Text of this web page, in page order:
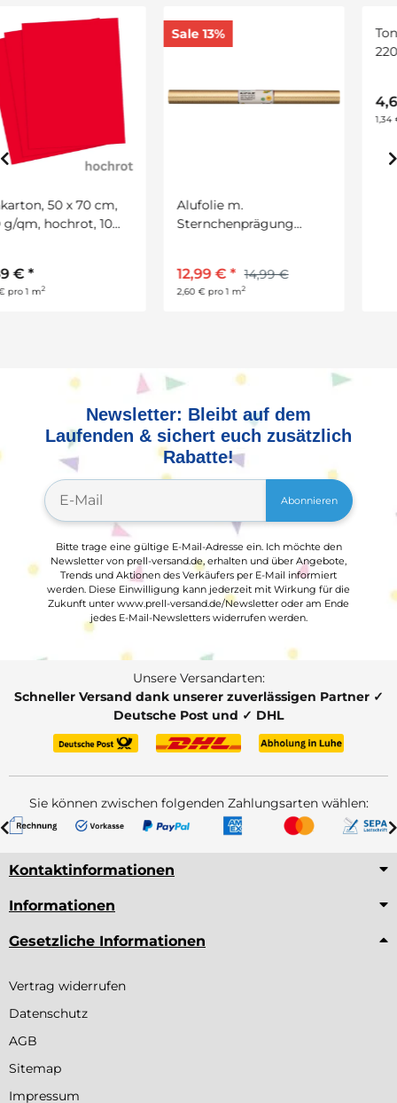
Alufolie m.
Sternchenprägung
12,99 €
2,60 € pro 1 m
Tonkarton, 50 x 70 cm
220 g/qm, bananengelb,
4,69 €*
1,34 € pro 1 m
Newsletter: Bleibt auf dem
Laufenden & sichert euch zusätzlich
Rabatte!
Abonnieren
Bitte trage eine gültige E-Mail-Adresse ein. Ich möchte den
Newsletter von prell-versand.de, erhalten und über Angebote,
Trends und Aktionen des Verkäufers per E-Mail informiert
werden. Diese Einwilligung kann jederzeit mit Wirkung für die
Zukunft unter www.prell-versand.de/Newsletter oder am Ende
jedes E-Mail-Newsletters widerrufen werden.
Unsere Versandarten:
Schneller Versand dank unserer zuverlässigen Partner ✓
Deutsche Post und ✓ DHL
Sie können zwischen folgenden Zahlungsarten wählen:
Kontaktinformationen
Informationen
Gesetzliche Informationen
Vertrag widerrufen
Datenschutz
AGB
Sitemap
Impressum